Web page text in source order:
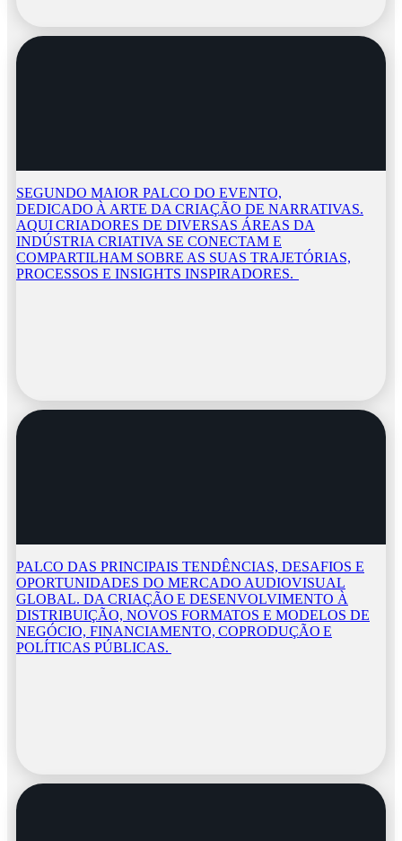
SEGUNDO MAIOR PALCO DO EVENTO,
DEDICADO À ARTE DA CRIAÇÃO DE NARRATIVAS.
AQUI CRIADORES DE DIVERSAS ÁREAS DA
INDÚSTRIA CRIATIVA SE CONECTAM E
COMPARTILHAM SOBRE AS SUAS TRAJETÓRIAS,
PROCESSOS E INSIGHTS INSPIRADORES.
PALCO DAS PRINCIPAIS TENDÊNCIAS, DESAFIOS E
OPORTUNIDADES DO MERCADO AUDIOVISUAL
GLOBAL. DA CRIAÇÃO E DESENVOLVIMENTO À
DISTRIBUIÇÃO, NOVOS FORMATOS E MODELOS DE
NEGÓCIO, FINANCIAMENTO, COPRODUÇÃO E
POLÍTICAS PÚBLICAS.